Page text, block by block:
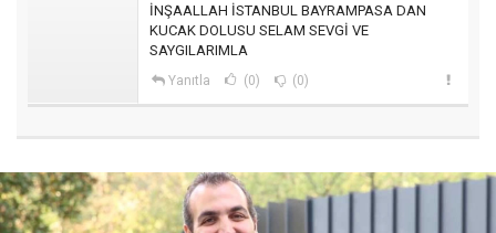
İNŞAALLAH İSTANBUL BAYRAMPASA DAN
KUCAK DOLUSU SELAM SEVGİ VE
SAYGILARIMLA
Yanıtla (0) (0)